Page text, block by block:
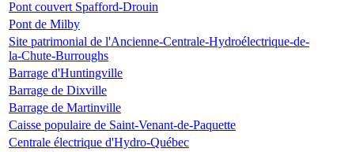
Pont couvert Spafford-Drouin
Pont de Milby
Site patrimonial de l'Ancienne-Centrale-Hydroélectrique-de-
la-Chute-Burroughs
Barrage d'Huntingville
Barrage de Dixville
Barrage de Martinville
Caisse populaire de Saint-Venant-de-Paquette
Centrale électrique d'Hydro-Québec